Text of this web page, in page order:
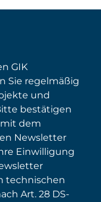
GIK
Sie regelmäßig
und
bestätigen
dem
Newsletter
Einwilligung
technischen
Art. 28 DS-